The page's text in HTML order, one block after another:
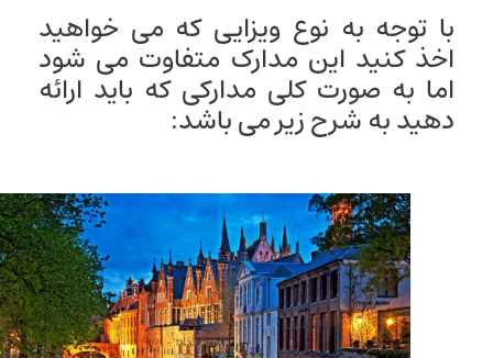
با توجه به نوع ویزایی که می خواهید
اخذ کنید این مدارک متفاوت می شود
اما به صورت کلی مدارکی که باید ارائه
دهید به شرح زیر می باشد: